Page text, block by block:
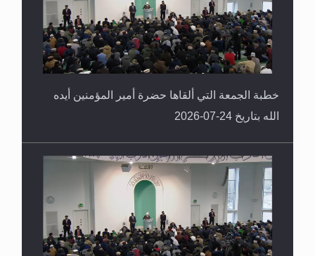
خطبة الجمعة التي ألقاها حضرة أمير المؤمنين أيده
الله بتاريخ 24-07-2026